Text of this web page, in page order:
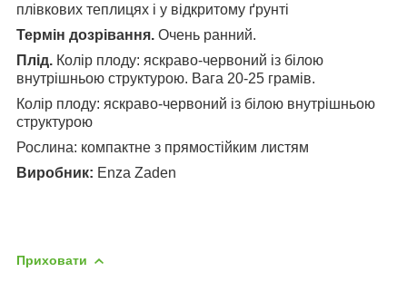
плівкових теплицях і у відкритому ґрунті
Термін дозрівання. Очень ранний.
Плід. Колір плоду: яскраво-червоний із білою
внутрішньою структурою. Вага 20-25 грамів.
Колір плоду: яскраво-червоний із білою внутрішньою
структурою
Рослина: компактне з прямостійким листям
Виробник: Enza Zaden
Приховати